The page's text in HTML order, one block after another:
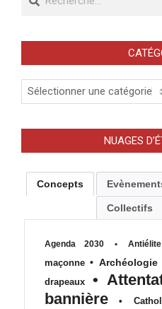
Catégories
NUAGES
Concepts
Collectifs
Agenda 2030 • Antiélite
maçonne • Archéologie
drapeaux
•
bannière
•